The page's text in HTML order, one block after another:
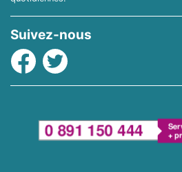
Suivez-nous
Facebook
Twitter